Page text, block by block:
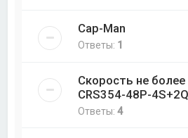
Cap-Man
Ответы: 1
Скорость не
CRS354-48P-
Ответы:4